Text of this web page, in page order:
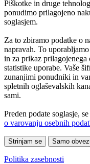
Piškotke in druge
ponudimo prilagojeno
soglasjem.
Za to zbiramo podatke o
napravah. To
in za prikaz prilagojenega
statistike uporabe. Vaše
zunanjimi ponudniki in
spletnih oglaševalskih
sami.
Preden podate soglasje,
o varovanju osebnih
Strinjam se Samo
Politika zasebnosti